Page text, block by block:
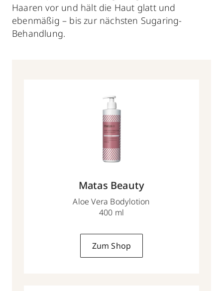
Haaren vor und hält die Haut glatt und
ebenmäßig – bis zur nächsten Sugaring-
Behandlung.
Matas Beauty
Aloe Vera Bodylotion
400 ml
Zum Shop